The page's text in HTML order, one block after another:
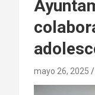
mayo 26, 2025